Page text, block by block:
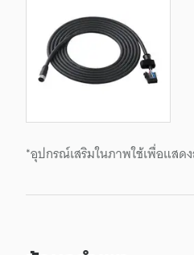
*อุปกรณ์เสริมในภาพใช้เพื่อแส